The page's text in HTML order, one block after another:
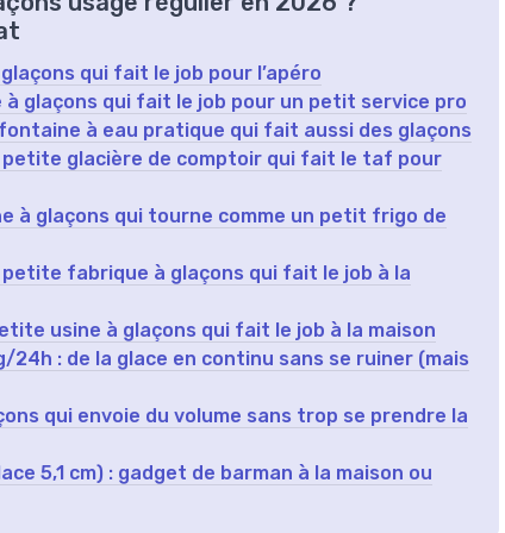
qui fait le job pour l’apéro
à glaçons qui fait le job pour un petit service pro
fontaine à eau pratique qui fait aussi des glaçons
petite glacière de comptoir qui fait le taf pour
à glaçons qui tourne comme un petit frigo de
petite fabrique à glaçons qui fait le job à la
usine à glaçons qui fait le job à la maison
24h : de la glace en continu sans se ruiner (mais
qui envoie du volume sans trop se prendre la
5,1 cm) : gadget de barman à la maison ou